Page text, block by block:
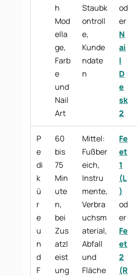
h
Mod
ella
ge,
Farb
e
und
Nail
Art
Staubk
ontroll
e,
Kunde
ndate
n
od
er
N
ai
l
D
e
sk
2
P
e
di
k
ü
r
e
u
n
d
F
60
bis
75
Min
ute
n,
bei
Zus
atzl
eist
ung
Mittel:
Fußber
eich,
Instru
mente,
Verbra
uchsm
aterial,
Abfall
und
Fläche
Fe
et
1
(L
)
od
er
Fe
et
2
(R